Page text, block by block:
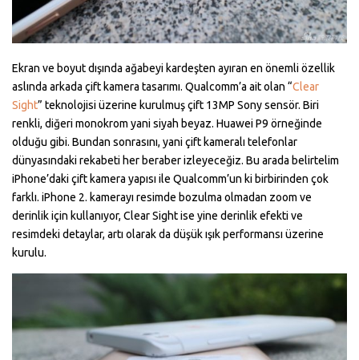
Ekran ve boyut dışında ağabeyi kardeşten ayıran en önemli özellik
aslında arkada çift kamera tasarımı. Qualcomm’a ait olan “Clear
Sight” teknolojisi üzerine kurulmuş çift 13MP Sony sensör. Biri
renkli, diğeri monokrom yani siyah beyaz. Huawei P9 örneğinde
olduğu gibi. Bundan sonrasını, yani çift kameralı telefonlar
dünyasındaki rekabeti her beraber izleyeceğiz. Bu arada belirtelim
iPhone’daki çift kamera yapısı ile Qualcomm’un ki birbirinden çok
farklı. iPhone 2. kamerayı resimde bozulma olmadan zoom ve
derinlik için kullanıyor, Clear Sight ise yine derinlik efekti ve
resimdeki detaylar, artı olarak da düşük ışık performansı üzerine
kurulu.